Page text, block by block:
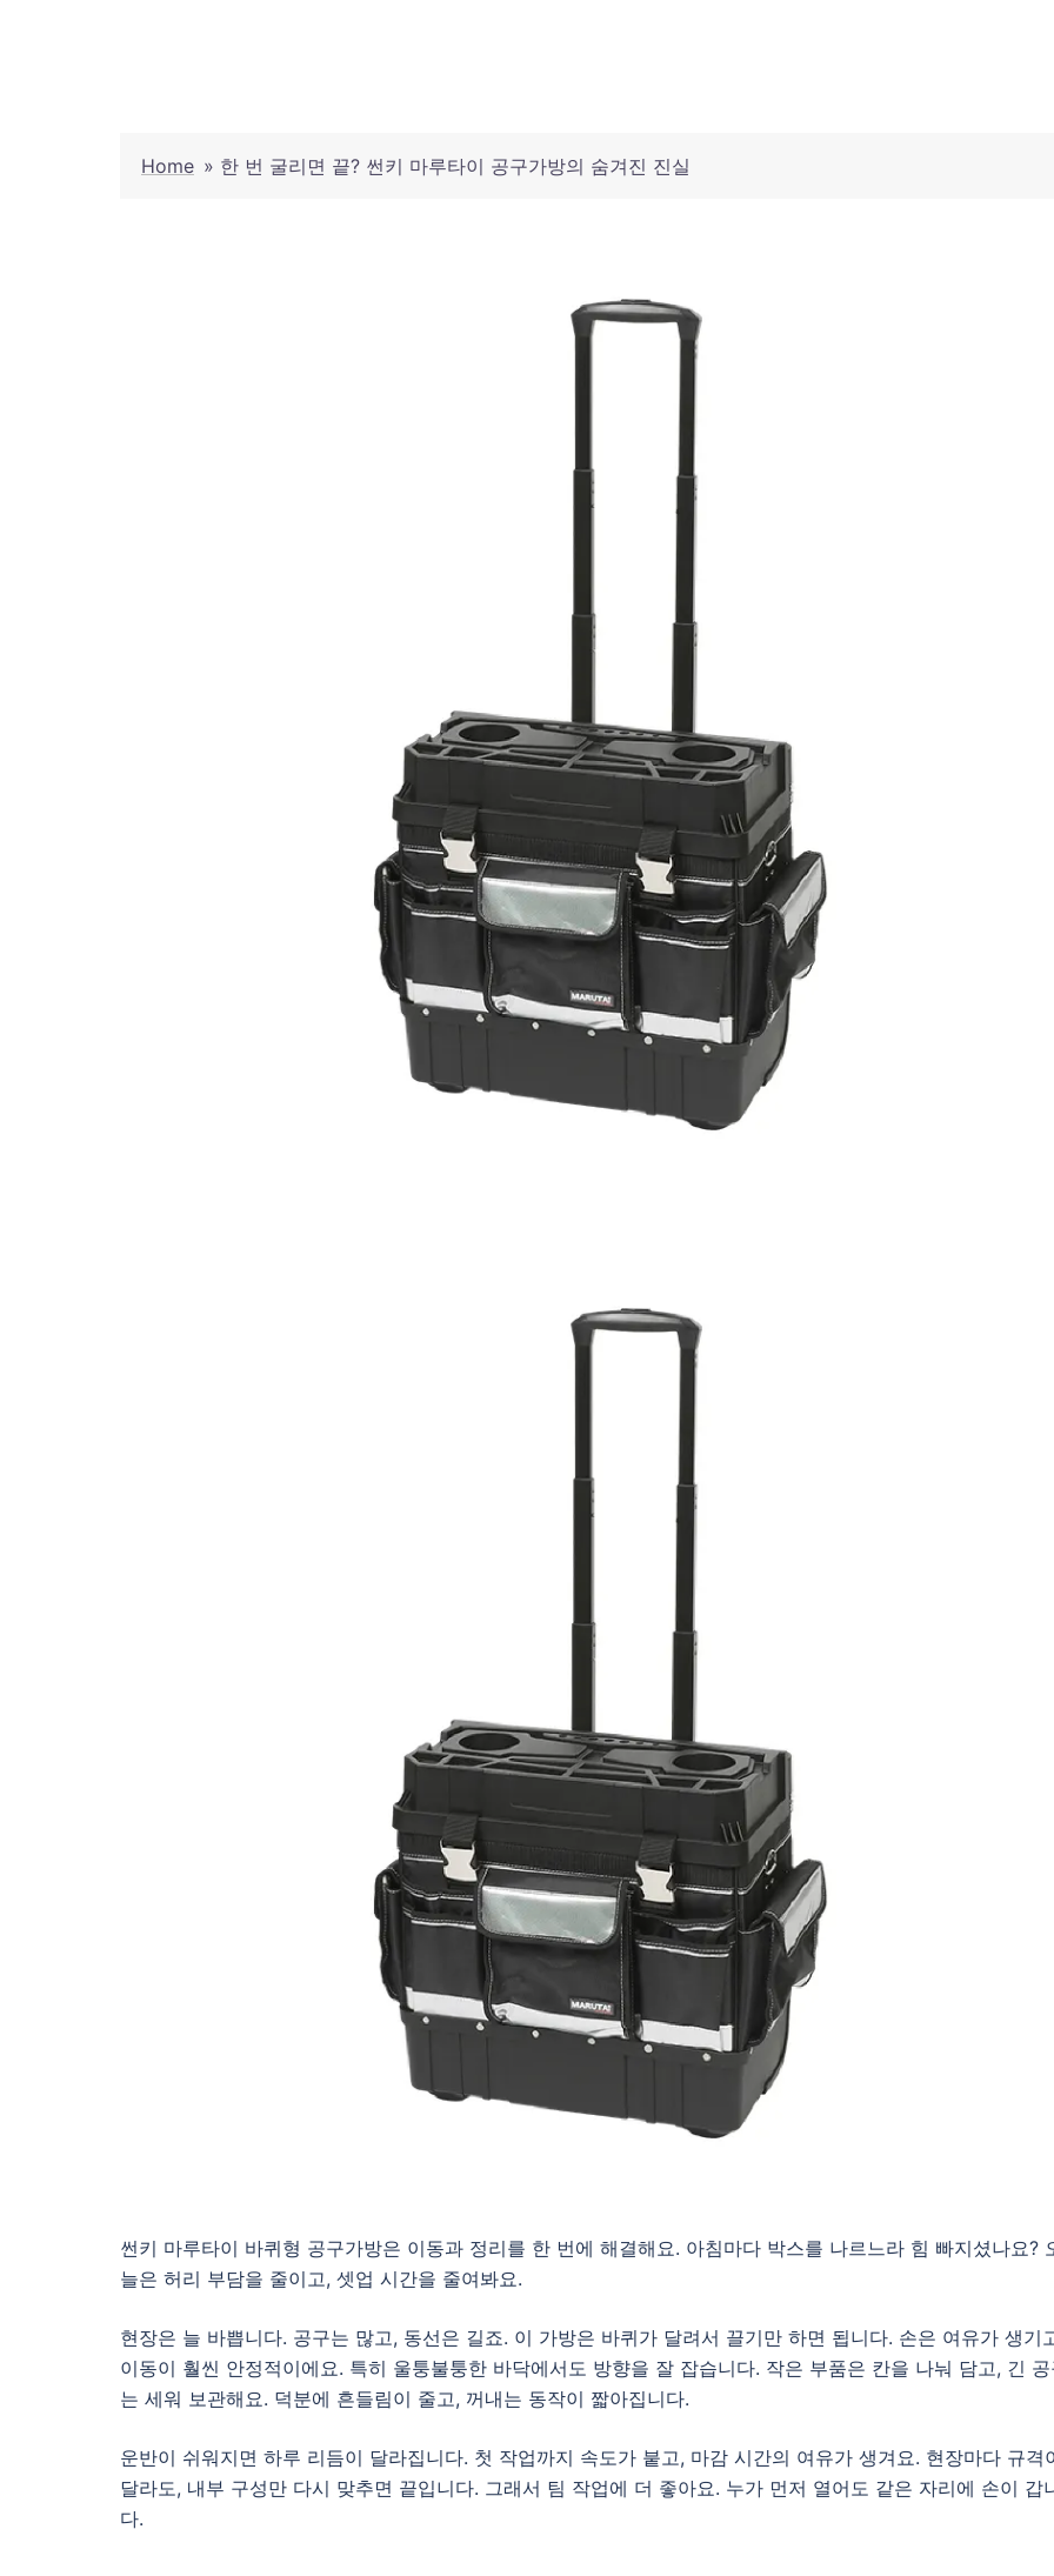
Home » 한 번 굴리면 끝? 썬키 마루타이 공구가방의 숨겨진 진실
썬키 마루타이 바퀴형 공구가방은 이동과 정리를 한 번에 해결해요. 아침마다 박스를 나르느라 힘 빠지셨나요?
늘은 허리 부담을 줄이고, 셋업 시간을 줄여봐요.
현장은 늘 바쁩니다. 공구는 많고, 동선은 길죠. 이 가방은 바퀴가 달려서 끌기만 하면 됩니다. 손은 여유가 생기
이동이 훨씬 안정적이에요. 특히 울퉁불퉁한 바닥에서도 방향을 잘 잡습니다. 작은 부품은 칸을 나눠 담고, 긴
는 세워 보관해요. 덕분에 흔들림이 줄고, 꺼내는 동작이 짧아집니다.
운반이 쉬워지면 하루 리듬이 달라집니다. 첫 작업까지 속도가 붙고, 마감 시간의 여유가 생겨요. 현장마다 규격
달라도, 내부 구성만 다시 맞추면 끝입니다. 그래서 팀 작업에 더 좋아요. 누가 먼저 열어도 같은 자리에 손이 갑
다.